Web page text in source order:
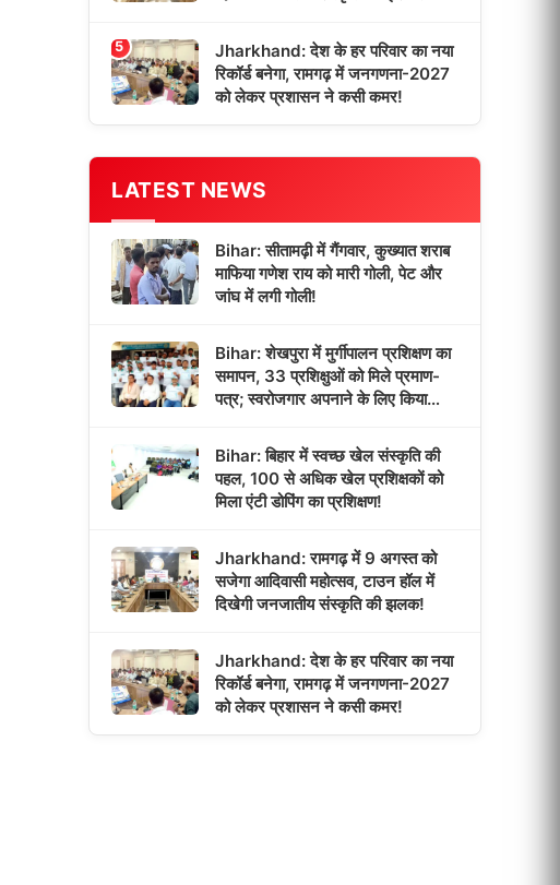
5
Jharkhand: देश के हर परिवार का नया
रिकॉर्ड बनेगा, रामगढ़ में जनगणना-2027
को लेकर प्रशासन ने कसी कमर!
LATEST NEWS
Bihar: सीतामढ़ी में गैंगवार, कुख्यात शराब
माफिया गणेश राय को मारी गोली, पेट और
जांघ में लगी गोली!
Bihar: शेखपुरा में मुर्गीपालन प्रशिक्षण का
समापन, 33 प्रशिक्षुओं को मिले प्रमाण-
पत्र; स्वरोजगार अपनाने के लिए किया
Bihar: बिहार में स्वच्छ खेल संस्कृति की
पहल, 100 से अधिक खेल प्रशिक्षकों को
मिला एंटी डोपिंग का प्रशिक्षण!
Jharkhand: रामगढ़ में 9 अगस्त को
सजेगा आदिवासी महोत्सव, टाउन हॉल में
दिखेगी जनजातीय संस्कृति की झलक!
Jharkhand: देश के हर परिवार का नया
रिकॉर्ड बनेगा, रामगढ़ में जनगणना-2027
को लेकर प्रशासन ने कसी कमर!